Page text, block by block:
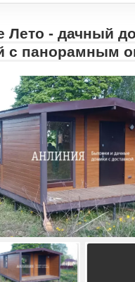
Лето - дачный
с панорамным